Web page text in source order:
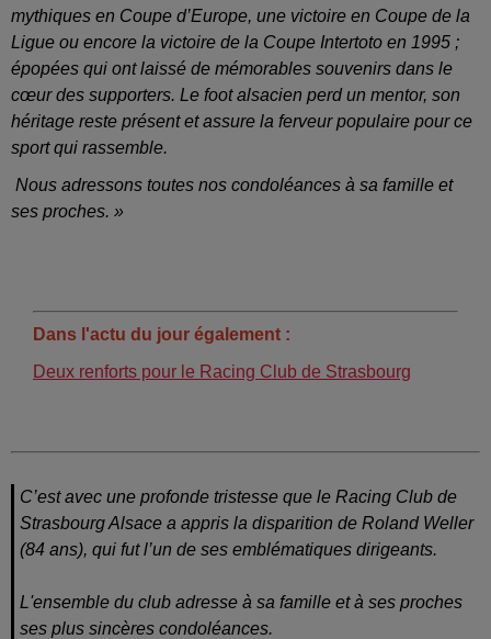
mythiques en Coupe d’Europe, une victoire en Coupe de la
Ligue ou encore la victoire de la Coupe Intertoto en 1995 ;
épopées qui ont laissé de mémorables souvenirs dans le
cœur des supporters. Le foot alsacien perd un mentor, son
héritage reste présent et assure la ferveur populaire pour ce
sport qui rassemble.
Nous adressons toutes nos condoléances à sa famille et
ses proches. »
Dans l'actu du jour également :
Deux renforts pour le Racing Club de Strasbourg
C’est avec une profonde tristesse que le Racing Club de
Strasbourg Alsace a appris la disparition de Roland Weller
(84 ans), qui fut l’un de ses emblématiques dirigeants.
L'ensemble du club adresse à sa famille et à ses proches
ses plus sincères condoléances.